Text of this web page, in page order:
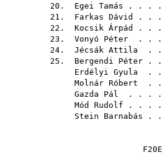
20. Egei Tamás . . .
21. Farkas Dávid . .
22. Kocsik Árpád . .
23. Vonyó Péter . . .
24. Jécsák Attila . .
25. Bergendi Péter . .
Erdélyi Gyula . .
Molnár Róbert . .
Gazda Pál . . . .
Mód Rudolf . . .
Stein Barnabás . .